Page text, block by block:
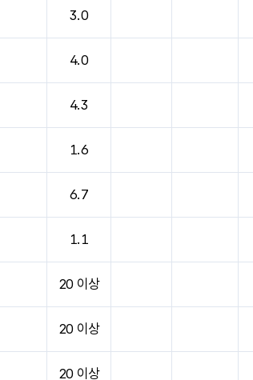
3.0
4.0
4.3
1.6
6.7
1.1
20 이상
20 이상
20 이상